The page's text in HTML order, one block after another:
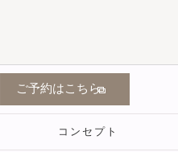
ご予約はこちら
コンセプト